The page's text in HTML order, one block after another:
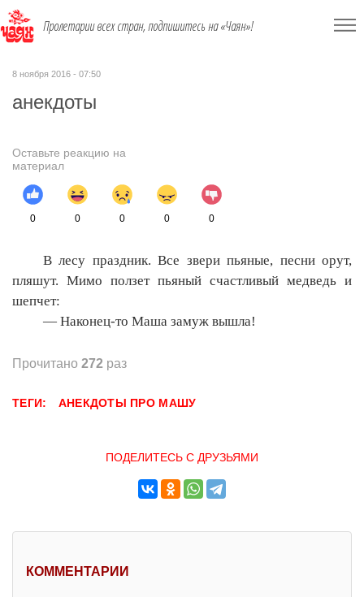
Пролетарии всех стран, подпишитесь на «Чаян»!
8 ноября 2016 - 07:50
анекдоты
Оставьте реакцию на
материал
0 0 0 0 0
В лесу праздник. Все звери пьяные, песни орут,
пляшут. Мимо ползет пьяный счастливый медведь и
шепчет:
— Наконец-то Маша замуж вышла!
Прочитано 272 раз
ТЕГИ: АНЕКДОТЫ ПРО МАШУ
ПОДЕЛИТЕСЬ С ДРУЗЬЯМИ
КОММЕНТАРИИ